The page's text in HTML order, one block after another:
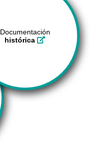
Documentación
histórica